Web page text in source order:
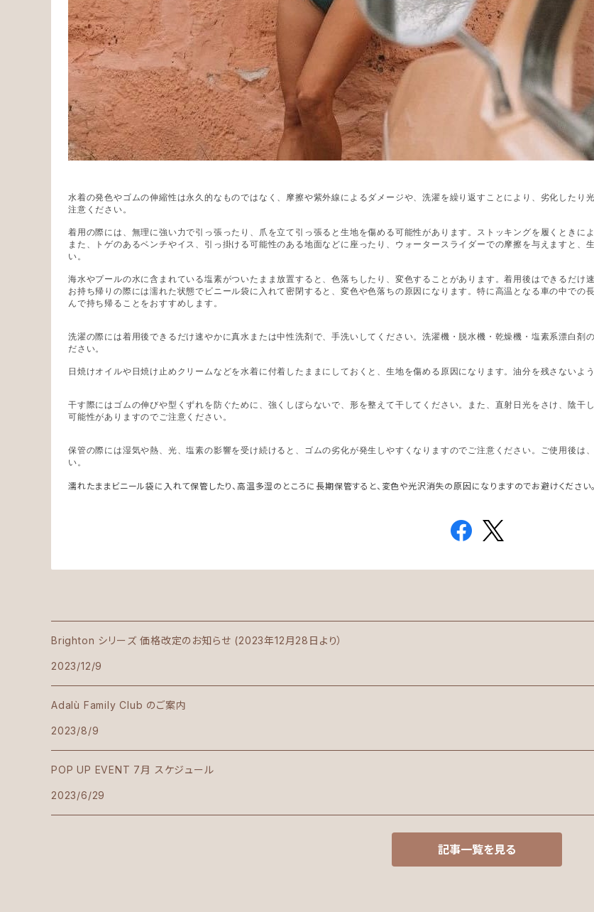
水着の発色やゴムの伸縮性は永久的なものではなく、摩擦や紫外線によるダメージや、洗濯を繰り返すことにより、劣化した
注意ください。
着用の際には、無理に強い力で引っ張ったり、爪を立て引っ張ると生地を傷める可能性があります。ストッキングを履くときに
また、トゲのあるベンチやイス、引っ掛ける可能性のある地面などに座ったり、ウォータースライダーでの摩擦を与えますと、
い。
海水やプールの水に含まれている塩素がついたまま放置すると、色落ちしたり、変色することがあります。着用後はできるだけ
お持ち帰りの際には濡れた状態でビニール袋に入れて密閉すると、変色や色落ちの原因になります。特に高温となる車の中で
んで持ち帰ることをおすすめします。
洗濯の際には着用後できるだけ速やかに真水または中性洗剤で、手洗いしてください。洗濯機・脱水機・乾燥機・塩素系漂白剤
ださい。
日焼けオイルや日焼け止めクリームなどを水着に付着したままにしておくと、生地を傷める原因になります。油分を残さないよ
干す際にはゴムの伸びや型くずれを防ぐために、強くしぼらないで、形を整えて干してください。また、直射日光をさけ、陰干
可能性がありますのでご注意ください。
保管の際には湿気や熱、光、塩素の影響を受け続けると、ゴムの劣化が発生しやすくなりますのでご注意ください。ご使用後は
い。
濡れたままビニール袋に入れて保管したり、高温多湿のところに長期保管すると、変色や光沢消失の原因になりますのでお避けください。
Brighton シリーズ 価格改定のお知らせ (2023年12月28日より）
2023/12/9
Adalù Family Club のご案内
2023/8/9
POP UP EVENT 7月 スケジュール
2023/6/29
記事一覧を見る